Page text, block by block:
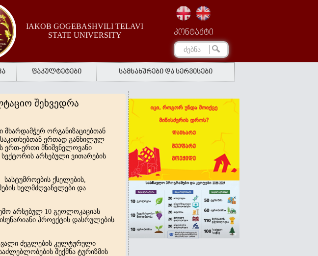
IAKOB GOGEBASHVILI TELAVI
STATE UNIVERSITY
კონტაქტი
ფაკულტეტები სამსახურები და სერვისები
შეხვედრა
მხარდამჭერ ორგანიზაციებთან
ერთად განხილულ
ერთ-ერთი მნიშვნელოვანი
სექტორის არსებული ვითარების
ქსელების,
ხელმძღვანელები და
არსებულ10 გეოლოკაციას
პროექტის დასრულების
ძეგლების კულტურული
შექმნა ტურიზმის